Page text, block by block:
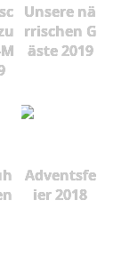
Unsere nä
rrischen G
äste 2019
Adventsfe
ier 2018